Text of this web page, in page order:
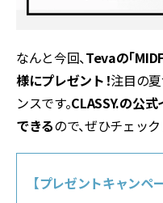
なんと今回、Tevaの「
様にプレゼント！注目の
ンスです。CLASSY.の公
できるので、ぜひチェッ
【プレゼントキャンペ